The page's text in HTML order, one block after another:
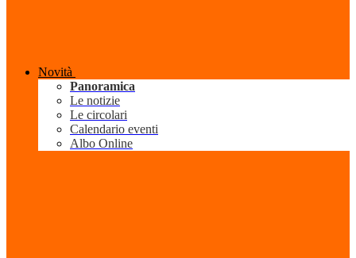
Novità
Panoramica
Le notizie
Le circolari
Calendario eventi
Albo Online